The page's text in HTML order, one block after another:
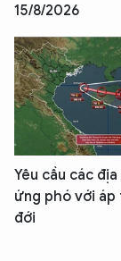
15/8/2026
Yêu cầu các
ứng phó với
đới